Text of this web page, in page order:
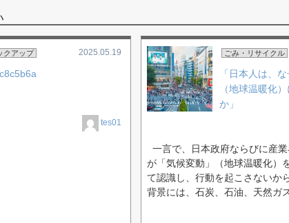
クアップ 2025.05.19
tes01
ごみ・リサイクル
「日本人は、
（地球温暖化
か」
一言で、日本政府ならびに産
が「気候変動」（地球温暖化）
て認識し、行動を起こさないか
背景には、石炭、石油、天然ガ